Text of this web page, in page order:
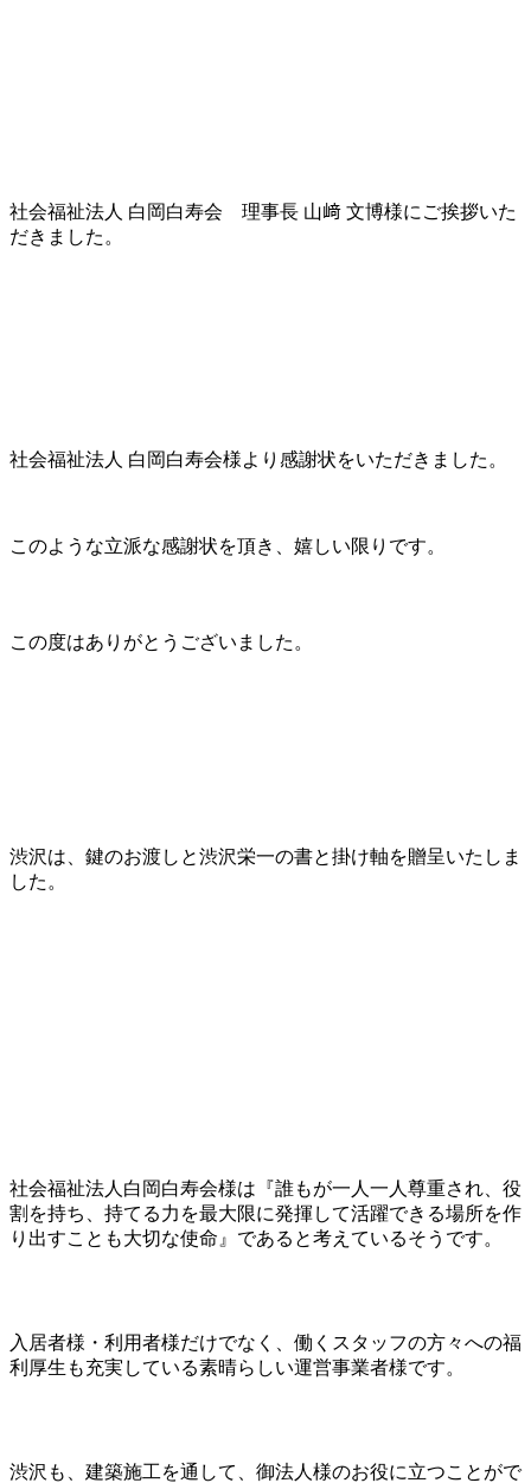
社会福祉法人 白岡白寿会 理事長 山﨑 文博様にご挨拶いた
だきました。
社会福祉法人 白岡白寿会様より感謝状をいただきました。
このような立派な感謝状を頂き、嬉しい限りです。
この度はありがとうございました。
渋沢は、鍵のお渡しと渋沢栄一の書と掛け軸を贈呈いたしま
した。
社会福祉法人白岡白寿会様は『誰もが一人一人尊重され、役
割を持ち、持てる力を最大限に発揮して活躍できる場所を作
り出すことも大切な使命』であると考えているそうです。
入居者様・利用者様だけでなく、働くスタッフの方々への福
利厚生も充実している素晴らしい運営事業者様です。
渋沢も、建築施工を通して、御法人様のお役に立つことがで